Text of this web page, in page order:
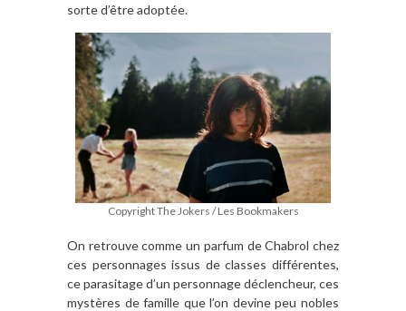
sorte d’être adoptée.
Copyright The Jokers / Les Bookmakers
On retrouve comme un parfum de Chabrol chez
ces personnages issus de classes différentes,
ce parasitage d’un personnage déclencheur, ces
mystères de famille que l’on devine peu nobles